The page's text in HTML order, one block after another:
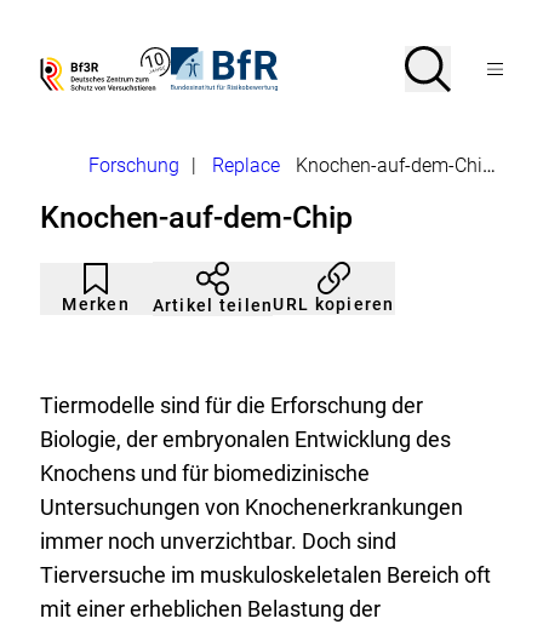
Seiteninhalt
springen
Zur
Startseite
Zentrum
Schutz
Versuchstieren
Zur
Startseite
für
Suche
SucheMenü
Brotkrumennavigation
Forschung | Replace Knochen-auf-dem-Chip
Knochen-auf-dem-Chip
Merken
Artikel
nicht
gemerkt
Durch
Klicken
der
Artikel teilenURL kopieren
Tiermodelle sind für die Erforschung der
Biologie, der embryonalen Entwicklung des
Knochens und für biomedizinische
Untersuchungen von Knochenerkrankungen
immer noch unverzichtbar. Doch sind
Tierversuche im muskuloskeletalen Bereich oft
mit einer erheblichen Belastung der